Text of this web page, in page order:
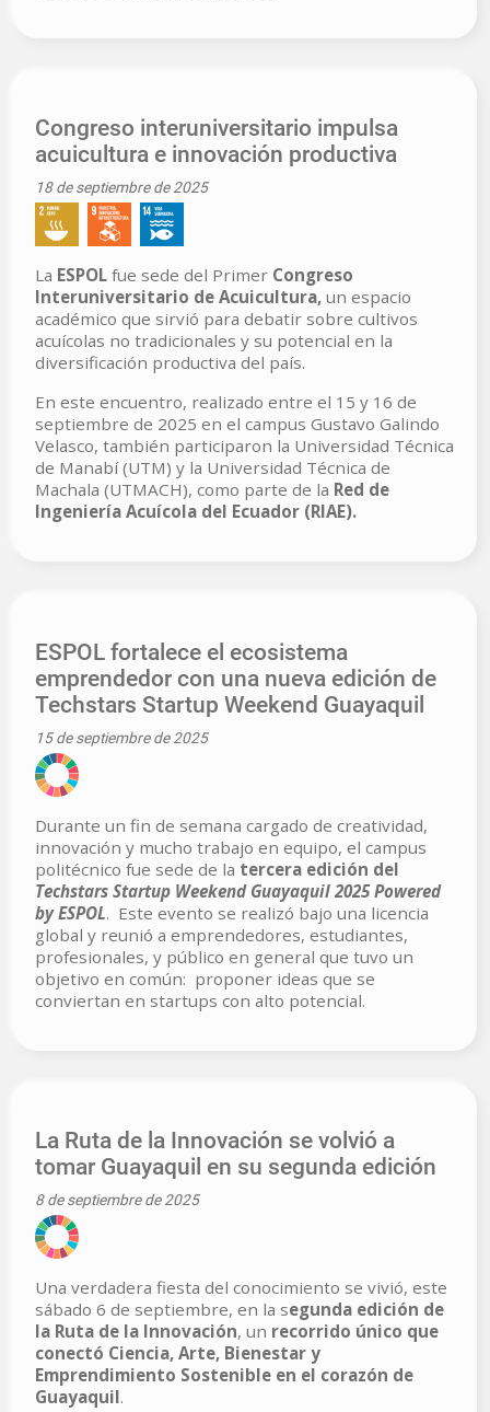
Congreso interuniversitario impulsa
acuicultura e innovación productiva
18 de septiembre de 2025
La ESPOL fue sede del Primer Congreso
Interuniversitario de Acuicultura, un espacio
académico que sirvió para debatir sobre cultivos
acuícolas no tradicionales y su potencial en la
diversificación productiva del país.
En este encuentro, realizado entre el 15 y 16 de
septiembre de 2025 en el campus Gustavo Galindo
Velasco, también participaron la Universidad Técnica
de Manabí (UTM) y la Universidad Técnica de
Machala (UTMACH), como parte de la Red de
Ingeniería Acuícola del Ecuador (RIAE).
ESPOL fortalece el ecosistema
emprendedor con una nueva edición de
Techstars Startup Weekend Guayaquil
15 de septiembre de 2025
Durante un fin de semana cargado de creatividad,
innovación y mucho trabajo en equipo, el campus
politécnico fue sede de la tercera edición del
Techstars Startup Weekend Guayaquil 2025 Powered
by ESPOL. Este evento se realizó bajo una licencia
global y reunió a emprendedores, estudiantes,
profesionales, y público en general que tuvo un
objetivo en común: proponer ideas que se
conviertan en startups con alto potencial.
La Ruta de la Innovación se volvió a
tomar Guayaquil en su segunda edición
8 de septiembre de 2025
Una verdadera fiesta del conocimiento se vivió, este
sábado 6 de septiembre, en la segunda edición de
la Ruta de la Innovación, un recorrido único que
conectó Ciencia, Arte, Bienestar y
Emprendimiento Sostenible en el corazón de
Guayaquil.